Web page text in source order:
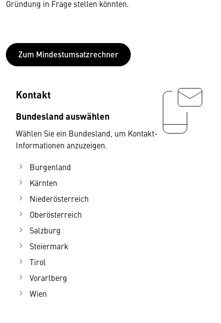
Gründung in Frage stellen könnten.
Zum Mindestumsatzrechner
Kontakt
Bundesland auswählen
Wählen Sie ein Bundesland, um Kontakt-
Informationen anzuzeigen.
Burgenland
Kärnten
Niederösterreich
Oberösterreich
Salzburg
Steiermark
Tirol
Vorarlberg
Wien